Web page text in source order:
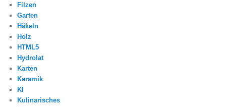
Filzen
Garten
Häkeln
Holz
HTML5
Hydrolat
Karten
Keramik
KI
Kulinarisches